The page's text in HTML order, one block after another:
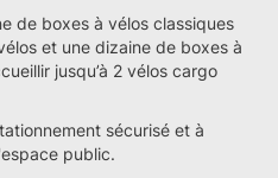
de boxes à vélos classiques
et une dizaine de boxes à
jusqu’à 2 vélos cargo
sécurisé et à
public.